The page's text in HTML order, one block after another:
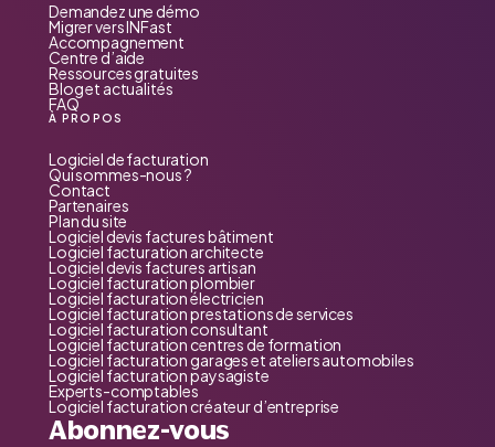
Demandez une démo
Migrer vers INFast
Accompagnement
Centre d’aide
Ressources gratuites
Blog et actualités
FAQ
À PROPOS
Logiciel de facturation
Qui sommes-nous ?
Contact
Partenaires
Plan du site
Logiciel devis factures bâtiment
Logiciel facturation architecte
Logiciel devis factures artisan
Logiciel facturation plombier
Logiciel facturation électricien
Logiciel facturation prestations de services
Logiciel facturation consultant
Logiciel facturation centres de formation
Logiciel facturation garages et ateliers automobiles
Logiciel facturation paysagiste
Experts-comptables
Logiciel facturation créateur d’entreprise
Abonnez-vous